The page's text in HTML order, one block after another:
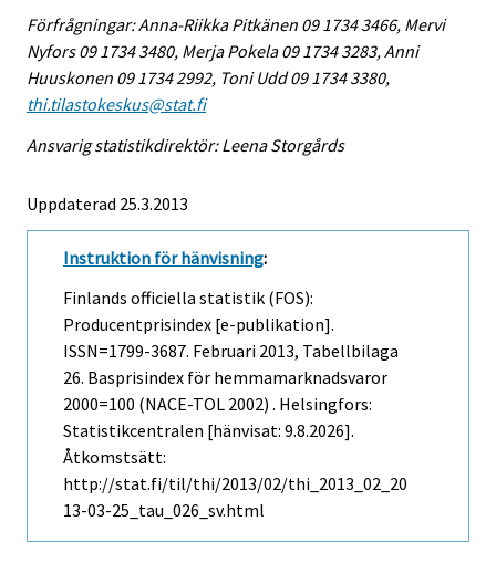
Förfrågningar: Anna-Riikka Pitkänen 09 1734 3466, Mervi
Nyfors 09 1734 3480, Merja Pokela 09 1734 3283, Anni
Huuskonen 09 1734 2992, Toni Udd 09 1734 3380,
thi.tilastokeskus@stat.fi
Ansvarig statistikdirektör: Leena Storgårds
Uppdaterad 25.3.2013
Instruktion för hänvisning:
Finlands officiella statistik (FOS):
Producentprisindex [e-publikation].
ISSN=1799-3687. Februari 2013, Tabellbilaga
26. Basprisindex för hemmamarknadsvaror
2000=100 (NACE-TOL 2002) . Helsingfors:
Statistikcentralen [hänvisat: 9.8.2026].
Åtkomstsätt:
http://stat.fi/til/thi/2013/02/thi_2013_02_20
13-03-25_tau_026_sv.html